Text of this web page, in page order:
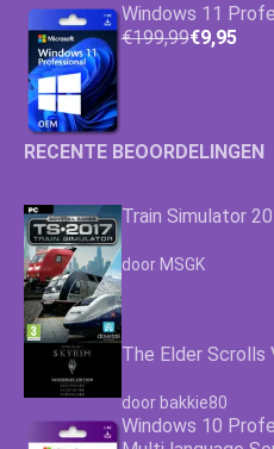
Windows 11
€199,99€9,95
RECENTE BEOORDELINGEN
Train Simulator
Waardering
door MSGK
The Elder Scrolls
Waardering4.63
door bakkie80
Windows 10